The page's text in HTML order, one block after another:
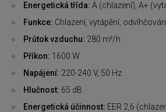
Energetická třída: A (chlazení), A+
Funkce: Chlazení, vytápění,
Průtok vzduchu: 280 m³/h
Příkon: 1600 W
Napájení: 220-240 V, 50 Hz
Hlučnost: 65 dB
Energetická účinnost: EER 2,6